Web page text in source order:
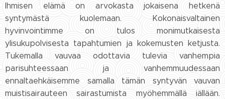
Ihmisen elämä on arvokasta jokaisena hetkenä
syntymästä kuolemaan. Kokonaisvaltainen
hyvinvointimme on tulos monimutkaisesta
ylisukupolvisesta tapahtumien ja kokemusten ketjusta.
Tukemalla vauvaa odottavia tulevia vanhempia
parisuhteessaan ja vanhemmuudessaan
ennaltaehkäisemme samalla tämän syntyvän vauvan
muistisairauteen sairastumista myöhemmällä iällään.